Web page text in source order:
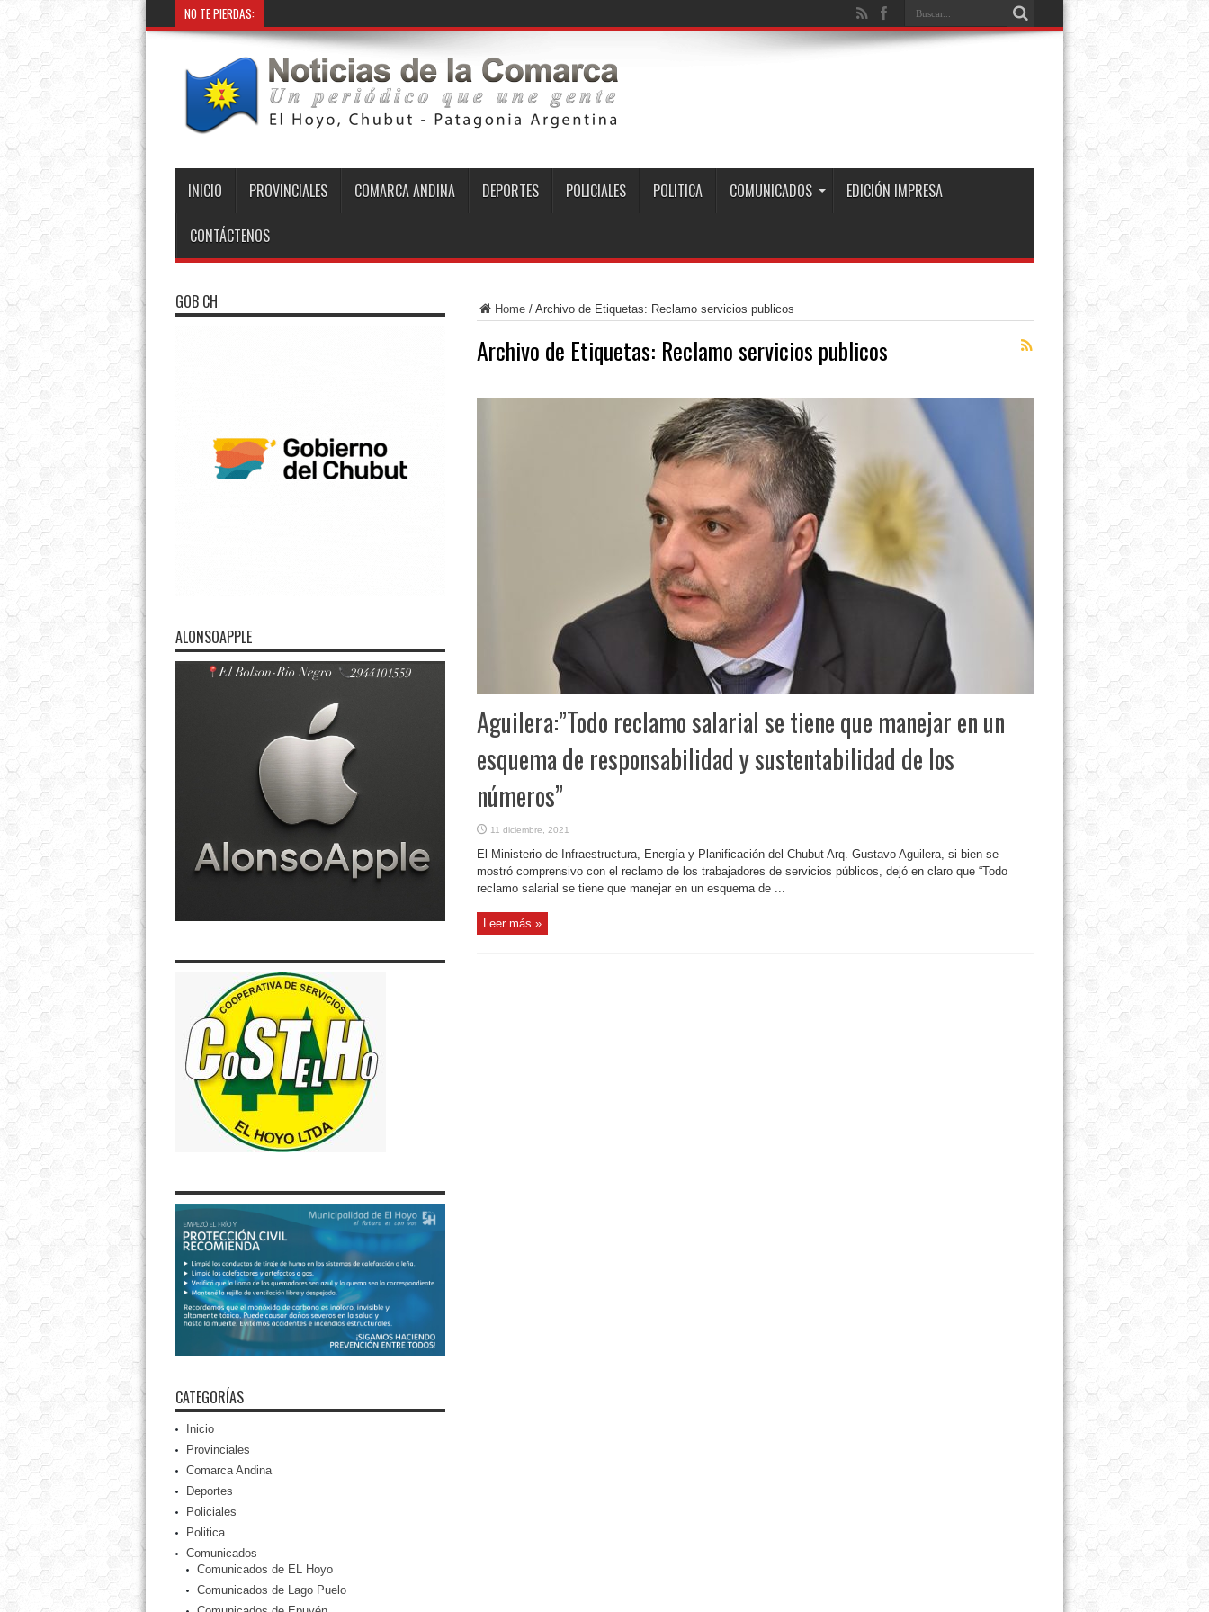
NO TE PIERDAS:
INICIO PROVINCIALES COMARCA ANDINA DEPORTES POLICIALES POLITICA COMUNICADOS EDICIÓN IMPRESA
CONTÁCTENOS
Home/ Archivo de Etiquetas: Reclamo servicios publicos
Archivo de Etiquetas: Reclamo servicios publicos
Aguilera:”Todo reclamo salarial se tiene que manejar en un
esquema de responsabilidad y sustentabilidad de los
números”
11 diciembre, 2021
El Ministerio de Infraestructura, Energía y Planificación del Chubut Arq. Gustavo Aguilera, si bien se
mostró comprensivo con el reclamo de los trabajadores de servicios públicos, dejó en claro que “Todo
reclamo salarial se tiene que manejar en un esquema de ...
Leer más »
GOB CH
ALONSOAPPLE
CATEGORÍAS
Inicio
Provinciales
Comarca Andina
Deportes
Policiales
Politica
Comunicados
Comunicados de EL Hoyo
Comunicados de Lago Puelo